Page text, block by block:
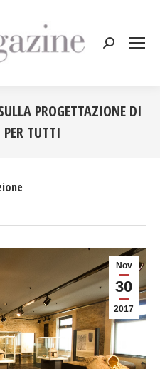
Cerca:
PROGETTAZIONE DI
TUTTI
Nov
30
2017